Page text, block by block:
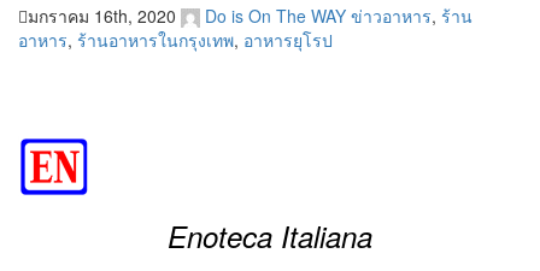
มกราคม 16th, 2020 Do is On The WAY ข่าวอาหาร, ร้าน
อาหาร, ร้านอาหารในกรุงเทพ, อาหารยุโรป
Enoteca Italiana